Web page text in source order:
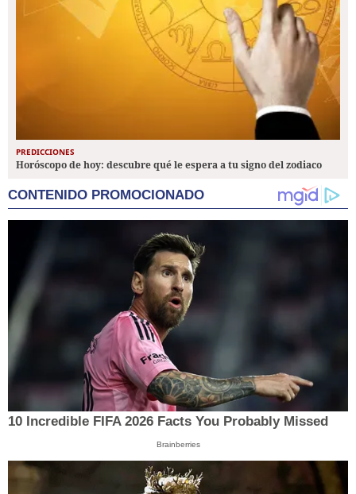
PREDICCIONES
Horóscopo de hoy: descubre qué le espera a tu signo del zodiaco
CONTENIDO PROMOCIONADO
10 Incredible FIFA 2026 Facts You Probably Missed
Brainberries